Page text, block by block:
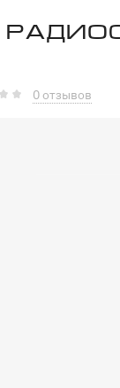
0 отзывов